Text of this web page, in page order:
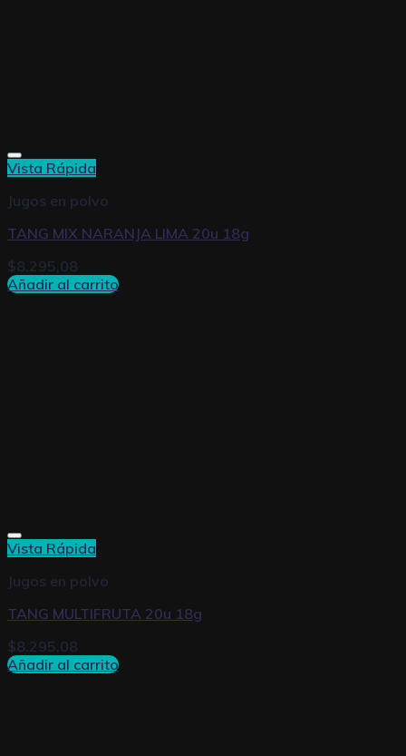
Vista Rápida
Jugos en polvo
TANG MIX NARANJA LIMA 20u 18g
$8.295,08
Añadir al carrito
Vista Rápida
Jugos en polvo
TANG MULTIFRUTA 20u 18g
$8.295,08
Añadir al carrito